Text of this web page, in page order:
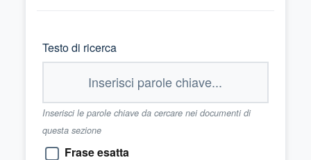
Testo di ricerca
Inserisci le parole chiave da cercare nei documenti di
questa sezione
Frase esatta